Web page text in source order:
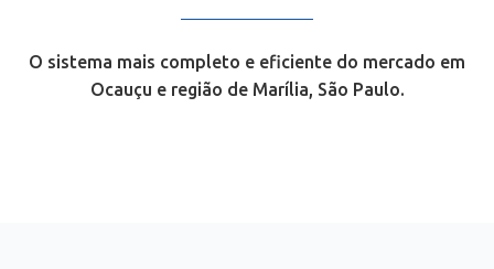
O sistema mais completo e eficiente do mercado em
Ocauçu e região de Marília, São Paulo.